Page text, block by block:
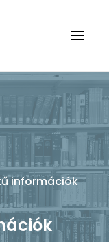
információk